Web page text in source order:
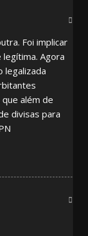
Foi implicar
legítima. Agora
legalizada
além de
divisas para